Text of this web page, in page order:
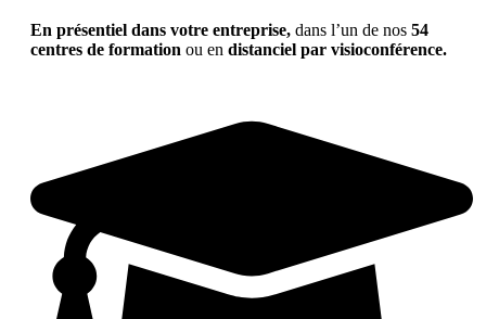
En présentiel dans votre entreprise, dans l’un de nos 54
centres de formation ou en distanciel par visioconférence.